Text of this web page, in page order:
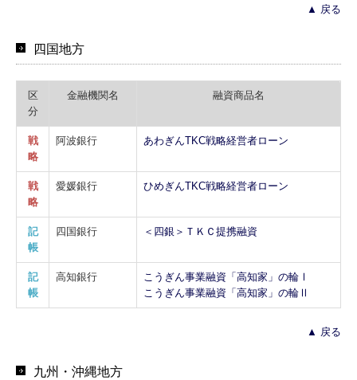
▲ 戻る
四国地方
区
分
金融機関名 融資商品名
戦
略
阿波銀行 あわぎんTKC戦略経営者ローン
戦
略
愛媛銀行 ひめぎんTKC戦略経営者ローン
記
帳
四国銀行 ＜四銀＞ＴＫＣ提携融資
記
帳
高知銀行
こうぎん事業融資「高知家」の輪Ⅰ
こうぎん事業融資「高知家」の輪Ⅱ
▲ 戻る
九州・沖縄地方